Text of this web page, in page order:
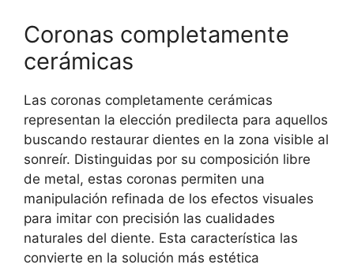
Coronas completamente
cerámicas
Las coronas completamente cerámicas
representan la elección predilecta para aquellos
buscando restaurar dientes en la zona visible al
sonreír. Distinguidas por su composición libre
de metal, estas coronas permiten una
manipulación refinada de los efectos visuales
para imitar con precisión las cualidades
naturales del diente. Esta característica las
convierte en la solución más estética